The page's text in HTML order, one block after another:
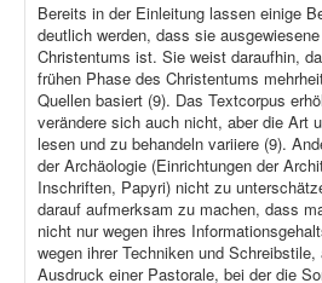
Bereits in der Einleitung lassen einige
deutlich werden, dass sie
Christentums ist. Sie weist daraufhin,
frühen Phase des Christentums
Quellen basiert (9). Das Textcorpus
verändere sich auch nicht, aber die Art
lesen und zu behandeln variiere (9).
der Archäologie (Einrichtungen der
Inschriften, Papyri) nicht zu
darauf aufmerksam zu machen, dass
nicht nur wegen ihres
wegen ihrer Techniken und
Ausdruck einer Pastorale, bei der die